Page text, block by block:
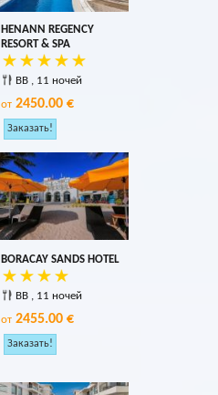
HENANN REGENCY
RESORT & SPA
BB , 11 ночей
от 2450.00 €
BORACAY SANDS HOTEL
BB , 11 ночей
от 2455.00 €